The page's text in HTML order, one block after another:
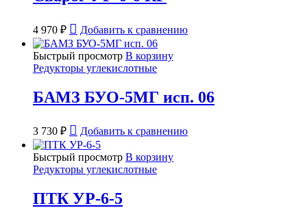
4 970 ₽ Добавить к сравнению
Быстрый просмотр В корзину
Редукторы углекислотные
БАМЗ БУО-5МГ исп. 06
3 730 ₽ Добавить к сравнению
Быстрый просмотр В корзину
Редукторы углекислотные
ПТК УР-6-5